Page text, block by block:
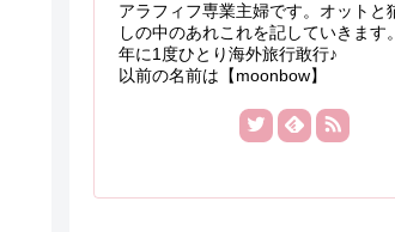
アラフィフ専業主婦です。オットと
しの中のあれこれを記していきます。
年に1度ひとり海外旅行敢行♪
以前の名前は【moonbow】